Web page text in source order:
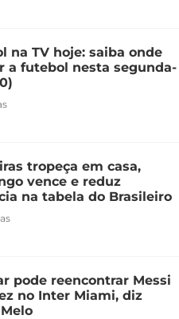
na TV hoje: saiba onde
a futebol nesta segunda-
tropeça em casa,
vence e reduz
na tabela do Brasileiro
pode reencontrar Messi
no Inter Miami, diz